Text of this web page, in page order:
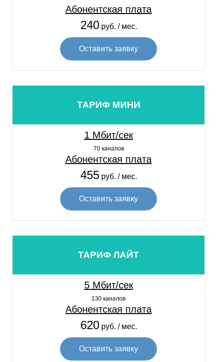
Абонентская плата
240руб. / мес.
Оставить заявку
ТАРИФ МИНИ
1 Мбит/сек
70 каналов
Абонентская плата
455руб. / мес.
Оставить заявку
ТАРИФ ЛАЙТ
5 Мбит/сек
130 каналов
Абонентская плата
620руб. / мес.
Оставить заявку